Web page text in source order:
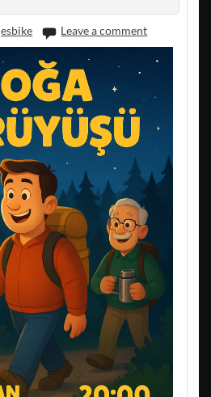
esbike Leave a comment